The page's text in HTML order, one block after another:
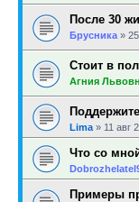
После 30
Брусника »
Стоит в
Агния
Lima » 11 авг
Что со
Примеры